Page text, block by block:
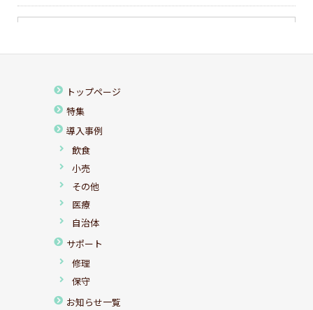
トップページ
特集
導入事例
飲食
小売
その他
医療
自治体
サポート
修理
保守
お知らせ一覧